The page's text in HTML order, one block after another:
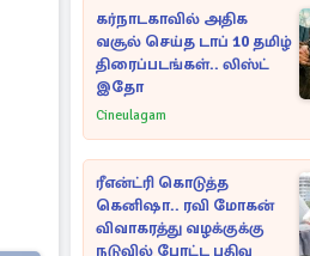
கர்நாடகாவில் அதிக
வசூல் செய்த டாப் 10 தமிழ்
திரைப்படங்கள்.. லிஸ்ட்
இதோ
Cineulagam
ரீஎன்ட்ரி கொடுத்த
கெனிஷா.. ரவி மோகன்
விவாகரத்து வழக்குக்கு
நடுவில் போட்ட பதிவு